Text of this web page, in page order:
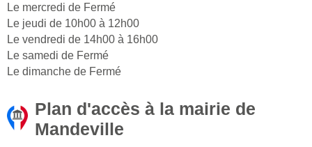
Le mercredi de Fermé
Le jeudi de 10h00 à 12h00
Le vendredi de 14h00 à 16h00
Le samedi de Fermé
Le dimanche de Fermé
Plan d'accès à la mairie de
Mandeville